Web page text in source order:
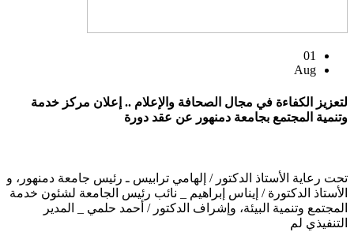
01
Aug
لتعزيز الكفاءة في مجال الصحافة والإعلام .. إعلان مركز خدمة
وتنمية المجتمع بجامعة دمنهور عن عقد دورة
تحت رعاية الأستاذ الدكتور / إلهامي ترابيس ـ رئيس جامعة دمنهور، و
الأستاذ الدكتورة / إيناس إبراهيم _ نائب رئيس الجامعة لشئون خدمة
المجتمع وتنمية البيئة، وإشراف الدكتور / أحمد حلمي _ المدير
التنفيذي لم